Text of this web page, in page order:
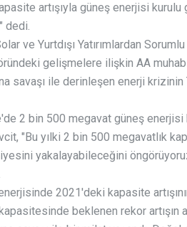
artışıyla güneş enerjisi
dedi.
ve Yurtdışı Yatırımlardan
gelişmelere ilişkin AA
savaşı ile derinleşen enerji krizinin
2 bin 500 megavat güneş
"Bu yılki 2 bin 500 megavatlık
yakalayabileceğini
2021'deki kapasite
beklenen rekor artışın